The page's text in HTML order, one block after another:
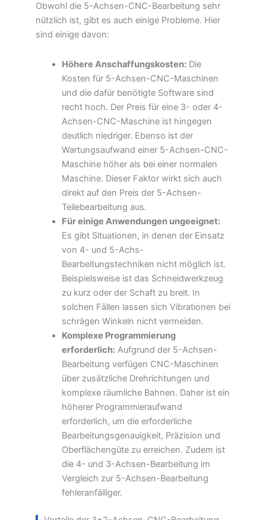
Obwohl die 5-Achsen-CNC-Bearbeitung sehr
nützlich ist, gibt es auch einige Probleme. Hier
sind einige davon:
Höhere Anschaffungskosten:Die
Kosten für 5-Achsen-CNC-Maschinen
und die dafür benötigte Software sind
recht hoch. Der Preis für eine 3- oder 4-
Achsen-CNC-Maschine ist hingegen
deutlich niedriger. Ebenso ist der
Wartungsaufwand einer 5-Achsen-CNC-
Maschine höher als bei einer normalen
Maschine. Dieser Faktor wirkt sich auch
direkt auf den Preis der 5-Achsen-
Teilebearbeitung aus.
Für einige Anwendungen ungeeignet:
Es gibt Situationen, in denen der Einsatz
von 4- und 5-Achs-
Bearbeitungstechniken nicht möglich ist.
Beispielsweise ist das Schneidwerkzeug
zu kurz oder der Schaft zu breit. In
solchen Fällen lassen sich Vibrationen bei
schrägen Winkeln nicht vermeiden.
Komplexe Programmierung
erforderlich:Aufgrund der 5-Achsen-
Bearbeitung verfügen CNC-Maschinen
über zusätzliche Drehrichtungen und
komplexe räumliche Bahnen. Daher ist ein
höherer Programmieraufwand
erforderlich, um die erforderliche
Bearbeitungsgenauigkeit, Präzision und
Oberflächengüte zu erreichen. Zudem ist
die 4- und 3-Achsen-Bearbeitung im
Vergleich zur 5-Achsen-Bearbeitung
fehleranfälliger.